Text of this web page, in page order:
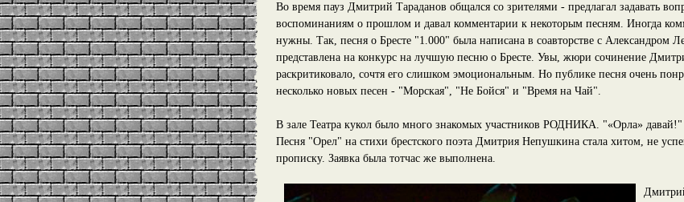
Во время пауз Дмитрий Тараданов общался со зрителями - предлагал задавать
воспоминаниям о прошлом и давал комментарии к некоторым песням. Иногда
нужны. Так, песня о Бресте "1.000" была написана в соавторстве с Александром
представлена на конкурс на лучшую песню о Бресте. Увы, жюри сочинение
раскритиковало, сочтя его слишком эмоциональным. Но публике песня очень
несколько новых песен - "Морская", "Не Бойся" и "Время на Чай".
В зале Театра кукол было много знакомых участников РОДНИКА. "«Орла»
Песня "Орел" на стихи брестского поэта Дмитрия Непушкина стала хитом, не
прописку. Заявка была тотчас же выполнена.